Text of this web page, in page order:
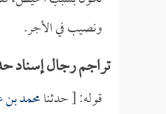
ونصيب في الأجر.
تراجم رجال إسناد
قوله: [ حدثنامحمد بن